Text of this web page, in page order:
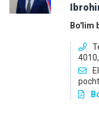
Bo'lim